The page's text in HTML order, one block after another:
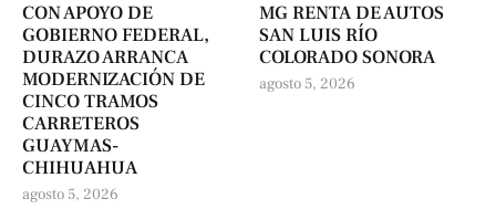
CON APOYO DE
GOBIERNO FEDERAL,
DURAZO ARRANCA
MODERNIZACIÓN DE
CINCO TRAMOS
CARRETEROS
GUAYMAS-
CHIHUAHUA
agosto 5, 2026
MG RENTA DE AUTOS
SAN LUIS RÍO
COLORADO SONORA
agosto 5, 2026